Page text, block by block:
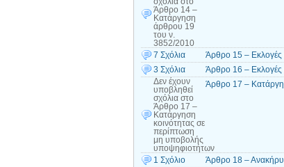
Άρθρο 14 –
Κατάργηση
άρθρου 19
του ν.
3852/2010
7 Σχόλια
Άρθρο 15 – Εκλογές
3 Σχόλια
Άρθρο 16 – Εκλογές
Δεν έχουν
υποβληθεί
σχόλια στο
Άρθρο 17 –
Κατάργηση
κοινότητας σε
περίπτωση
μη υποβολής
υποψηφιοτήτων
Άρθρο 17 –
1 Σχόλιο
Άρθρο 18 –